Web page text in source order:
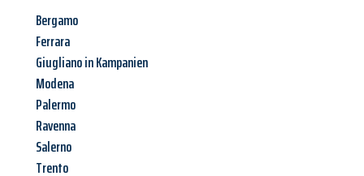
Bergamo
Ferrara
Giugliano in Kampanien
Modena
Palermo
Ravenna
Salerno
Trento